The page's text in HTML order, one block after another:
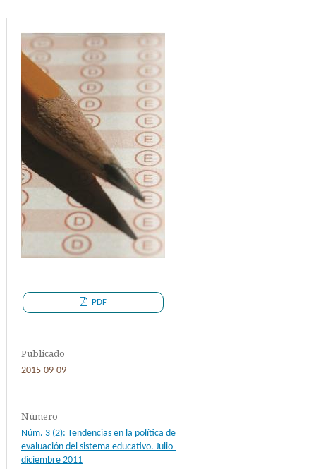
PDF
Publicado
2015-09-09
Número
Núm. 3 (2): Tendencias en la política de
evaluación del sistema educativo. Julio-
diciembre 2011